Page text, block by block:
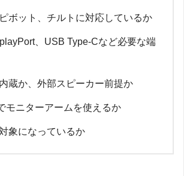
ボット、チルトに対応しているか
、USB Type-Cなど必要な端
蔵か、外部スピーカー前提か
モニターアームを使えるか
象になっているか